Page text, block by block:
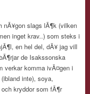
nÃ¥gon slags lÃ¶k (vilken
inget krav..) som steks i
en hel del, dÃ¥ jag vill
de Isakssonska
verkar komma ivÃ¤gen i
inte), soya,
kryddor som fÃ¶r